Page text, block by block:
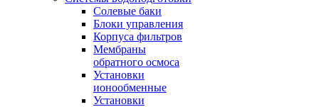
Солевые баки
Блоки управления
Корпуса фильтров
Мембраны
обратного осмоса
Установки
ионообменные
Установки